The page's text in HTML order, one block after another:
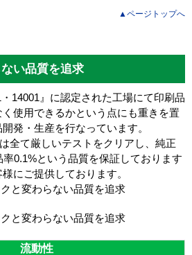
▲ページトップへ
い品質を追求
14001』に認定された工場にて印刷品
使用できるかという点にも重きを置
発・生産を行なっています。
全て厳しいテストをクリアし、 純正
率0.1%という品質を保証しております
にご提供しております。
流動性